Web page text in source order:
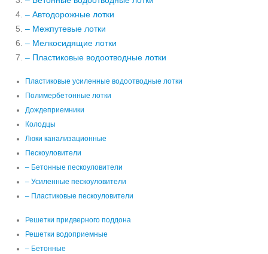
– Автодорожные лотки
– Межпутевые лотки
– Мелкосидящие лотки
– Пластиковые водоотводные лотки
Пластиковые усиленные водоотводные лотки
Полимербетонные лотки
Дождеприемники
Колодцы
Люки канализационные
Пескоуловители
– Бетонные пескоуловители
– Усиленные пескоуловители
– Пластиковые пескоуловители
Решетки придверного поддона
Решетки водоприемные
– Бетонные